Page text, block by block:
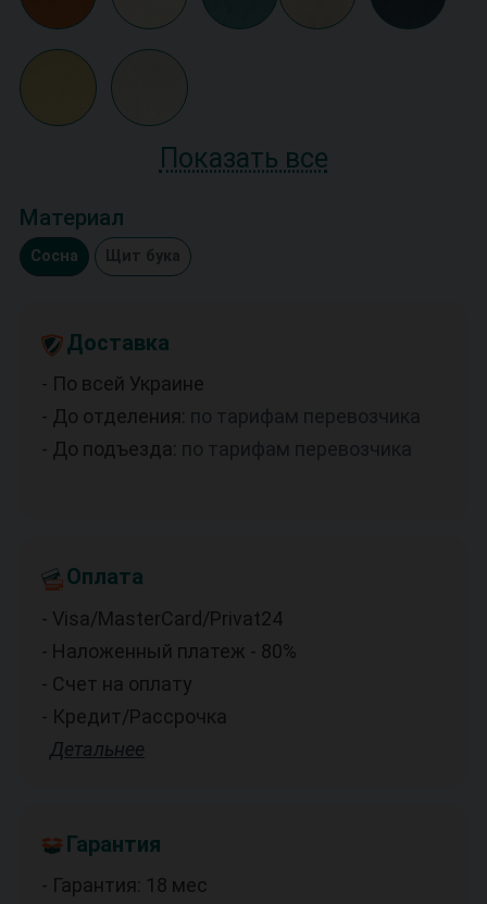
Показать все
Материал
Сосна Щит бука
Доставка
- По всей Украине
- До отделения: по тарифам перевозчика
- До подъезда: по тарифам перевозчика
Оплата
- Visa/MasterCard/Privat24
- Наложенный платеж - 80%
- Счет на оплату
- Кредит/Рассрочка
Детальнее
Гарантия
- Гарантия: 18 мес